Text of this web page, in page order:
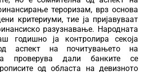
тероризам, врз основа
критериуми, тие ја пријавуваат
разузнавање. Народната
годишно ја контролира секоја
аспект на почитувањето на
проверува дали банките се
од областа на девизното